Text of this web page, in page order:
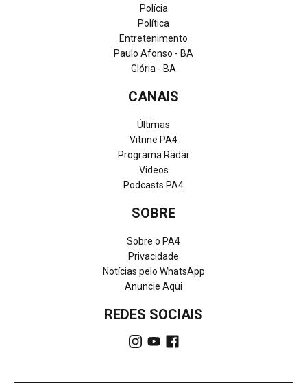
Polícia
Política
Entretenimento
Paulo Afonso - BA
Glória - BA
CANAIS
Últimas
Vitrine PA4
Programa Radar
Vídeos
Podcasts PA4
SOBRE
Sobre o PA4
Privacidade
Notícias pelo WhatsApp
Anuncie Aqui
REDES SOCIAIS